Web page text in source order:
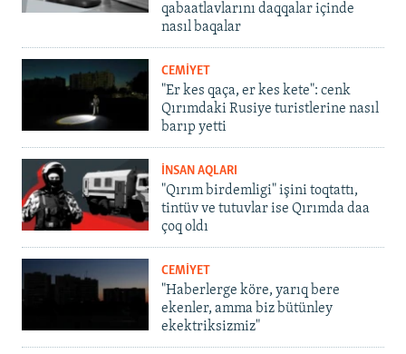
qabaatlavlarını daqqalar içinde
nasıl baqalar
CEMİYET
"Er kes qaça, er kes kete": cenk
Qırımdaki Rusiye turistlerine nasıl
barıp yetti
İNSAN AQLARI
"Qırım birdemligi" işini toqtattı,
tintüv ve tutuvlar ise Qırımda daa
çoq oldı
CEMİYET
"Haberlerge köre, yarıq bere
ekenler, amma biz bütünley
ekektriksizmiz"